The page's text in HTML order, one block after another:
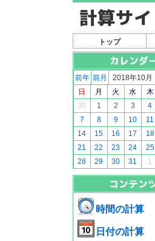
トップ
前年 前月 2018年10月
日
月 火 水 木
30
1 2 3 4
7
8 9 10 11
14
15 16 17 18
21
22 23 24 25
28
29 30 31 1
時間の計算
日付の計算